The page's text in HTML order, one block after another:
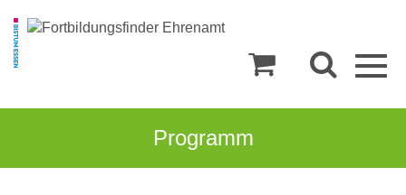
Programm